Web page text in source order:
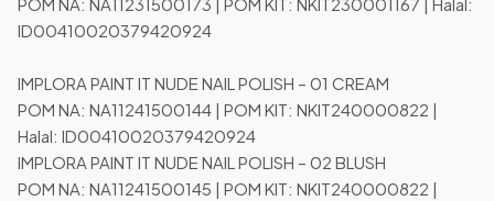
POM NA: NA11231500173 | POM KIT: NKIT230001167 | Halal:
ID00410020379420924
IMPLORA PAINT IT NUDE NAIL POLISH – 01 CREAM
POM NA: NA11241500144 | POM KIT: NKIT240000822 |
Halal: ID00410020379420924
IMPLORA PAINT IT NUDE NAIL POLISH – 02 BLUSH
POM NA: NA11241500145 | POM KIT: NKIT240000822 |